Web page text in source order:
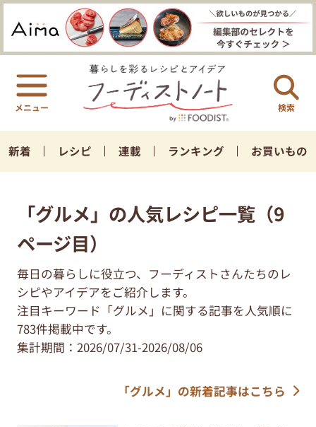
検索
新着 レシピ 連載 ランキング お買いもの
「グルメ」の人気レシピ一覧（9
ページ目）
毎日の暮らしに役立つ、フーディストさんたちのレ
シピやアイデアをご紹介します。
注目キーワード「グルメ」に関する記事を人気順に
783件掲載中です。
集計期間：2026/07/31-2026/08/06
「グルメ」の新着記事はこちら